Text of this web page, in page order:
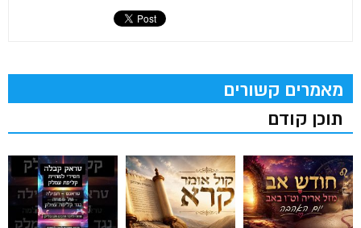
מאמרים קשורים
תוכן קודם